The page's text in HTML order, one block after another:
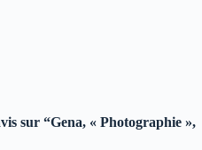
sur “Gena, « Photographie »,